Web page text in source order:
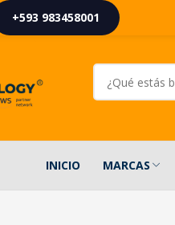
+593 983458001
INICIO MARCAS